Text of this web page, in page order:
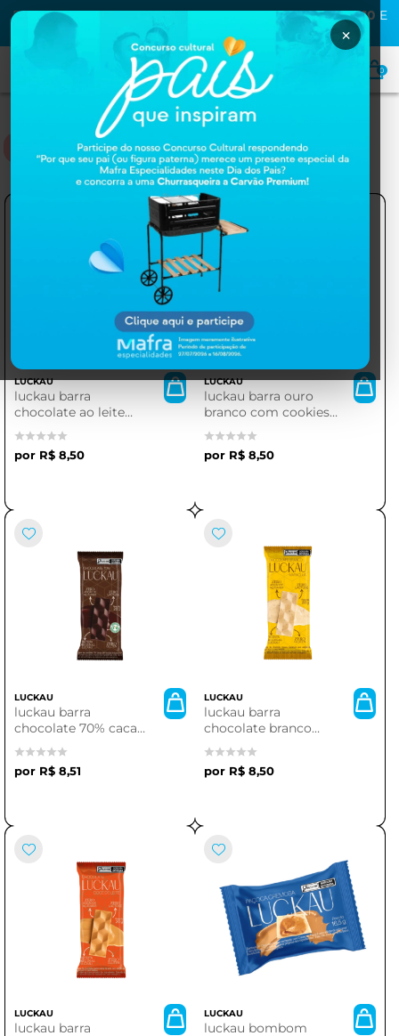
PRIMEIRA COMPRA NA MAFRA? USE O CUPOMMAFRA10 E
GANHE
0
LUCKAU
luckau barra
chocolate ao leite
20g.
R$ 8,50
LUCKAU
luckau barra ouro
branco com cookies
20g
R$ 8,50
LUCKAU
luckau barra
chocolate 70% cacau
20g.
R$ 8,51
LUCKAU
luckau barra
chocolate branco
maracuja 20g.
R$ 8,50
LUCKAU
luckau barra
LUCKAU
luckau bombom
×